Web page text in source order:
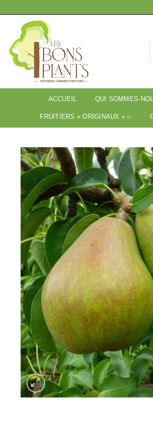
contenu
ACCUEIL QUI SOMMES-
FRUITIERS « ORIGINAUX »